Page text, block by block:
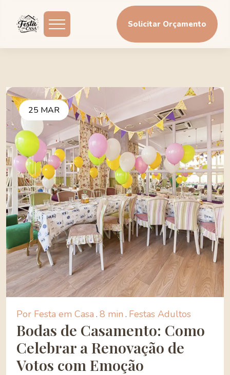
Solicitar Orçamento
25 MAR
Por Festa em Casa . 8 min . Festas Adultos
Bodas de Casamento: Como
Celebrar a Renovação de
Votos com Emoção